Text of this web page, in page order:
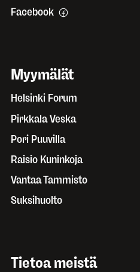
Facebook
Myymälät
Helsinki Forum
Pirkkala Veska
Pori Puuvilla
Raisio Kuninkoja
Vantaa Tammisto
Suksihuolto
Tietoa meistä